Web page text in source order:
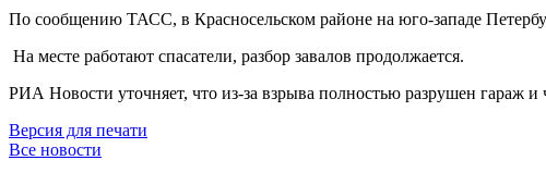
По сообщению ТАСС, в Красносельском районе на юго-западе
На месте работают спасатели, разбор завалов продолжается.
РИА Новости уточняет, что из-за взрыва полностью разрушен гараж
Версия для печати
Все новости